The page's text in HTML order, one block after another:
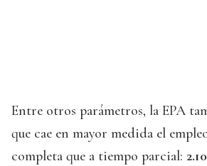
Entre otros parámetros, la EPA
que cae en mayor medida el
completa que a tiempo parcial: